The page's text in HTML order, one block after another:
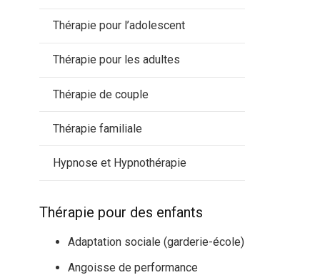
Thérapie pour l’adolescent
Thérapie pour les adultes
Thérapie de couple
Thérapie familiale
Hypnose et Hypnothérapie
Thérapie pour des enfants
Adaptation sociale (garderie-école)
Angoisse de performance